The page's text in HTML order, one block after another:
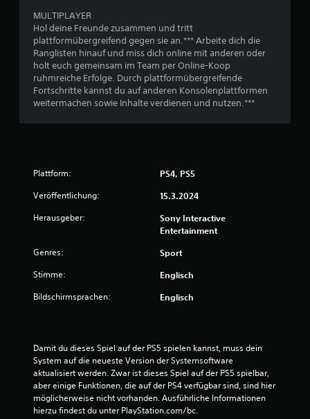
e
w
MULTIPLAYER
Hol deine Freunde zusammen und tritt
plattformübergreifend gegen sie an.*** Arbeite dich die
Ranglisten hinauf und miss dich online mit anderen oder
holt euch gemeinsam im Team per Online-Koop
ruhmreiche Erfolge. Durch plattformübergreifende
Fortschritte kannst du auf anderen Konsolenplattformen
weitermachen sowie Inhalte verdienen und nutzen.***
Plattform: PS4, PS5
Veröffentlichung: 15.3.2024
Herausgeber:
Sony Interactive
Entertainment
Genres: Sport
Stimme: Englisch
Bildschirmsprachen: Englisch
Damit du dieses Spiel auf der PS5 spielen kannst, muss dein
System auf die neueste Version der Systemsoftware
aktualisiert werden. Zwar ist dieses Spiel auf der PS5 spielbar,
aber einige Funktionen, die auf der PS4 verfügbar sind, sind hier
möglicherweise nicht vorhanden. Ausführliche Informationen
hierzu findest du unter PlayStation.com/bc.